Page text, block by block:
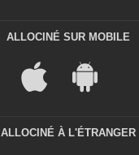
ALLOCINÉ SUR MOBILE
ALLOCINÉ À L'ÉTRANGER